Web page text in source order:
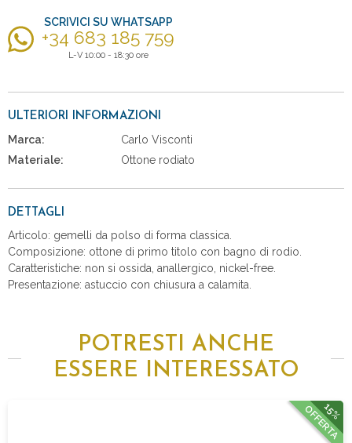
SCRIVICI SU WHATSAPP
+34 683 185 759
L-V 10:00 - 18:30 ore
ULTERIORI INFORMAZIONI
Marca:
Carlo Visconti
Materiale:
Ottone rodiato
DETTAGLI
Articolo: gemelli da polso di forma classica.
Composizione: ottone di primo titolo con bagno di rodio.
Caratteristiche: non si ossida, anallergico, nickel-free.
Presentazione: astuccio con chiusura a calamita.
POTRESTI ANCHE
ESSERE INTERESSATO
15%
OFFERTA